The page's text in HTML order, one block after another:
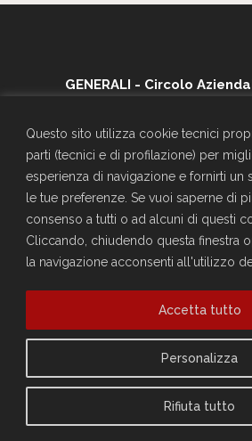
Questo sito utilizza cookie tecnici
parti (tecnici e di profilazione) per
esperienza di navigazione e fornirti un
le tue preferenze. Se vuoi saperne di
consenso a tutti o ad alcuni di questi
Cliccando, chiudendo questa finestra
la navigazione acconsenti all'utilizzo
Personalizza
Rifiuta tutto
Accetta tutto
GENERALI - Circolo
Largo Don Bonifacio 1,
Telefono:
CF. 90025330326
Vuoi diventare socio del Circolo?
Sei già socio?
Compila il form per richiedere la
Accedi
Privacy Policy
Cookie Policy